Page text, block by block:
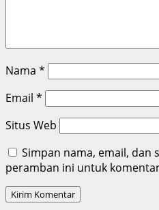
Nama *
Email *
Situs Web
Simpan nama, email, dan
peramban ini untuk